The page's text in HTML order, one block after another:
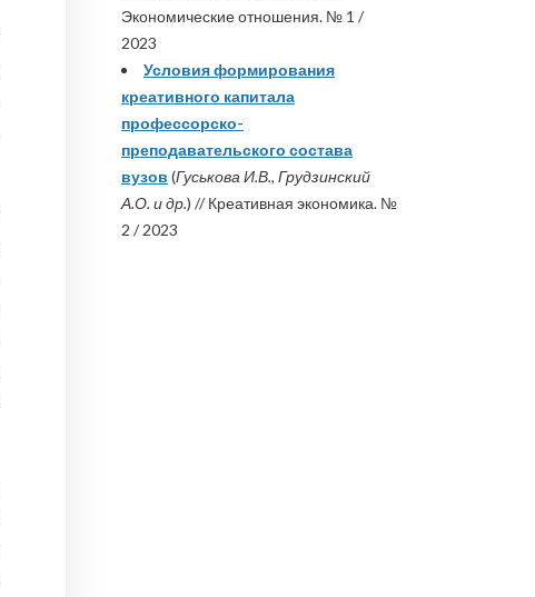
Экономические отношения. № 1 /
2023
Условия формирования
креативного капитала
профессорско-
преподавательского состава
вузов (Гуськова И.В., Грудзинский
А.О. и др.) // Креативная экономика. №
2 / 2023